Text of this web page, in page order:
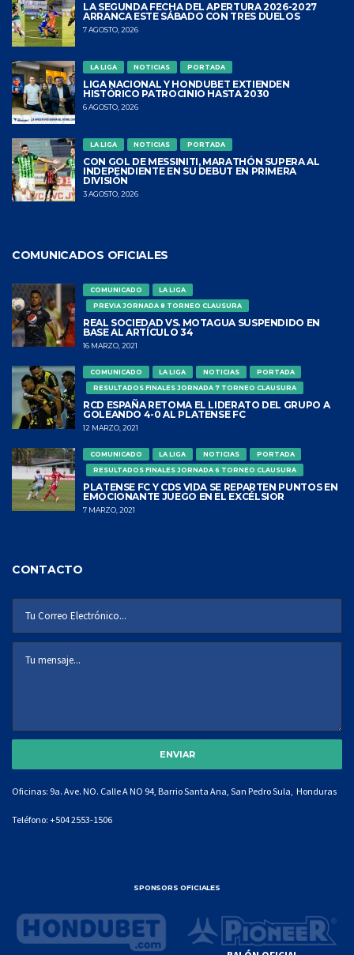
LA SEGUNDA FECHA DEL APERTURA 2026-2027
ARRANCA ESTE SÁBADO CON TRES DUELOS
7 AGOSTO, 2026
LA LIGA NOTICIAS PORTADA
LIGA NACIONAL Y HONDUBET EXTIENDEN
HISTÓRICO PATROCINIO HASTA 2030
6 AGOSTO, 2026
LA LIGA NOTICIAS PORTADA
CON GOL DE MESSINITI, MARATHÓN SUPERA AL
INDEPENDIENTE EN SU DEBUT EN PRIMERA
DIVISIÓN
3 AGOSTO, 2026
COMUNICADOS OFICIALES
COMUNICADO
LA LIGA
PREVIA JORNADA 8 TORNEO CLAUSURA
REAL SOCIEDAD VS. MOTAGUA SUSPENDIDO EN
BASE AL ARTÍCULO 34
16 MARZO, 2021
COMUNICADO LA LIGA NOTICIAS
PORTADA
RESULTADOS FINALES JORNADA 7 TORNEO CLAUSURA
RCD ESPAÑA RETOMA EL LIDERATO DEL GRUPO A
GOLEANDO 4-0 AL PLATENSE FC
12 MARZO, 2021
COMUNICADO LA LIGA NOTICIAS
PORTADA
RESULTADOS FINALES JORNADA 6 TORNEO CLAUSURA
PLATENSE FC Y CDS VIDA SE REPARTEN PUNTOS EN
EMOCIONANTE JUEGO EN EL EXCÉLSIOR
7 MARZO, 2021
CONTACTO
Oficinas: 9a. Ave. NO. Calle A NO 94, Barrio Santa Ana, San Pedro Sula, Honduras
Teléfono: +504 2553-1506
SPONSORS OFICIALES